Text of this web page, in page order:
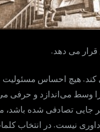
می دهد.
. هیچ احساس مسئولیت
وسط می‌اندازد و حرفی
جایی تصادفی شده باشد،
نیست. در انتخاب